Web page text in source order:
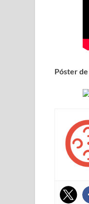
Póster de